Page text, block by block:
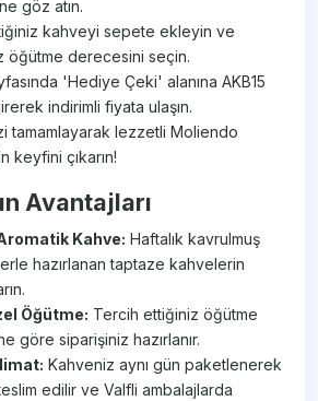
göz atın.
kahveyi sepete ekleyin ve
öğütme derecesini seçin.
'Hediye Çeki' alanına AKB15
indirimli fiyata ulaşın.
tamamlayarak lezzetli Moliendo
keyfini çıkarın!
Avantajları
Kahve: Haftalık kavrulmuş
hazırlanan taptaze kahvelerin
Öğütme: Tercih ettiğiniz öğütme
göre siparişiniz hazırlanır.
Kahveniz aynı gün paketlenerek
edilir ve Valfli ambalajlarda